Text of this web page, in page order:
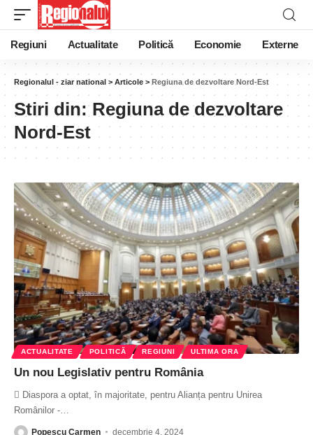
Regiuni Actualitate Politică Economie Externe
Regionalul - ziar national > Articole > Regiuna de dezvoltare Nord-Est
Stiri din:Regiuna de dezvoltare
Nord-Est
ACTUALITATE POLITICĂ REGIUNI ULTIMA ORA
Un nou Legislativ pentru România
 Diaspora a optat, în majoritate, pentru Alianța pentru Unirea
Românilor -
Popescu Carmen decembrie 4, 2024